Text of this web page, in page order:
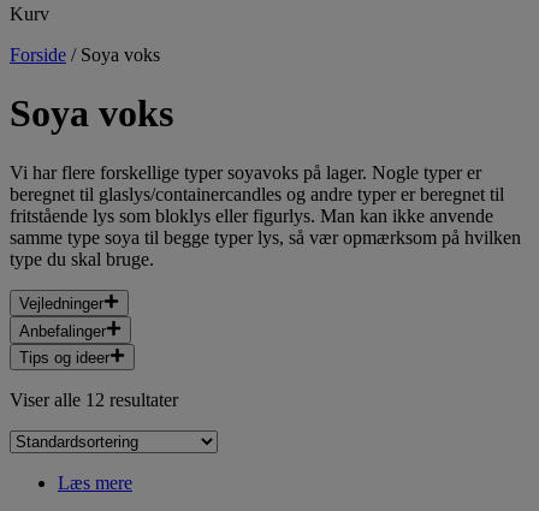
Kurv
Forside / Soya voks
Soya voks
Vi har flere forskellige typer soyavoks på lager. Nogle typer er
beregnet til glaslys/containercandles og andre typer er beregnet til
fritstående lys som bloklys eller figurlys. Man kan ikke anvende
samme type soya til begge typer lys, så vær opmærksom på hvilken
type du skal bruge.
Vejledninger
Anbefalinger
Tips og ideer
Viser alle 12 resultater
Læs mere